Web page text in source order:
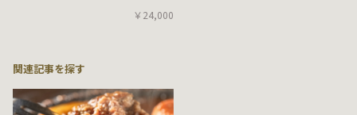
￥24,000
関連記事を探す